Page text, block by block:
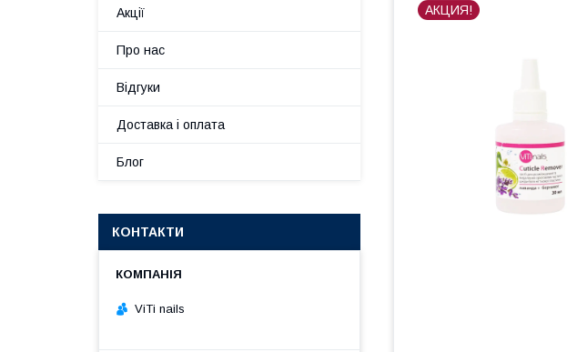
АКЦИЯ!
Акції
Про нас
Відгуки
Доставка і оплата
Блог
КОНТАКТИ
ViTi nails